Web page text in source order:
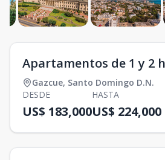
Apartamentos de 1 y 2
Gazcue, Santo Domingo D.N.
DESDE
US$ 183,000
HASTA
US$ 224,000